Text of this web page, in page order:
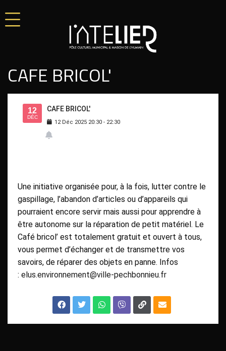
CAFE BRICOL'
12
DÉC
CAFE BRICOL'
12 Déc 2025 20:30 - 22:30
Une initiative organisée pour, à la fois, lutter contre le
gaspillage, l’abandon d’articles ou d’appareils qui
pourraient encore servir mais aussi pour apprendre à
être autonome sur la réparation de petit matériel. Le
Café bricol’ est totalement gratuit et ouvert à tous,
vous permet d’échanger et de transmettre vos
savoirs, de réparer des objets en panne. Infos
: elus.environnement@ville-pechbonnieu.fr